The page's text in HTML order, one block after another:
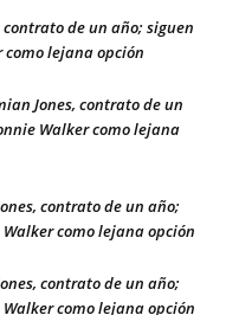
de un año; siguen
como lejana opción
Jones, contrato de un
Walker como lejana
contrato de un año;
como lejana opción
contrato de un año;
como lejana opción